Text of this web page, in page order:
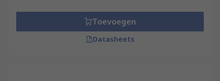
Toevoegen
Datasheets